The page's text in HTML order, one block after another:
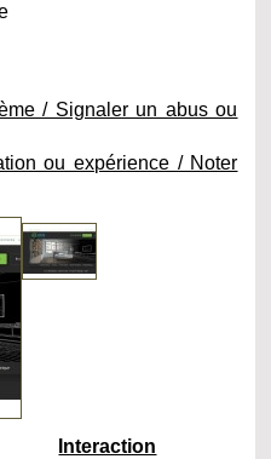
/ Signaler un abus ou
ou expérience / Noter
Interaction